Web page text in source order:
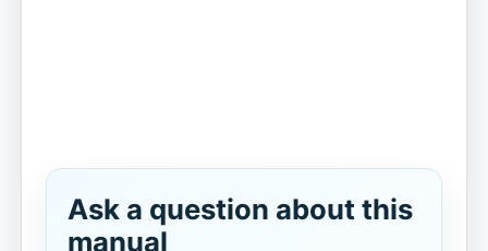
Ask a question about this
manual